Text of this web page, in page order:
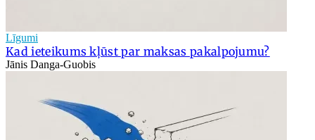
Līgumi
Kad ieteikums kļūst par maksas pakalpojumu?
Jānis Danga-Guobis